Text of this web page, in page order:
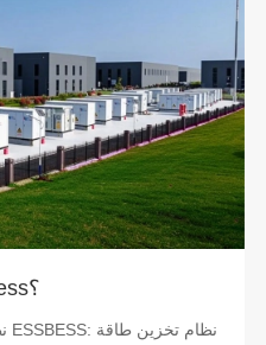
ما هو الفرق بين Ess و Bess؟